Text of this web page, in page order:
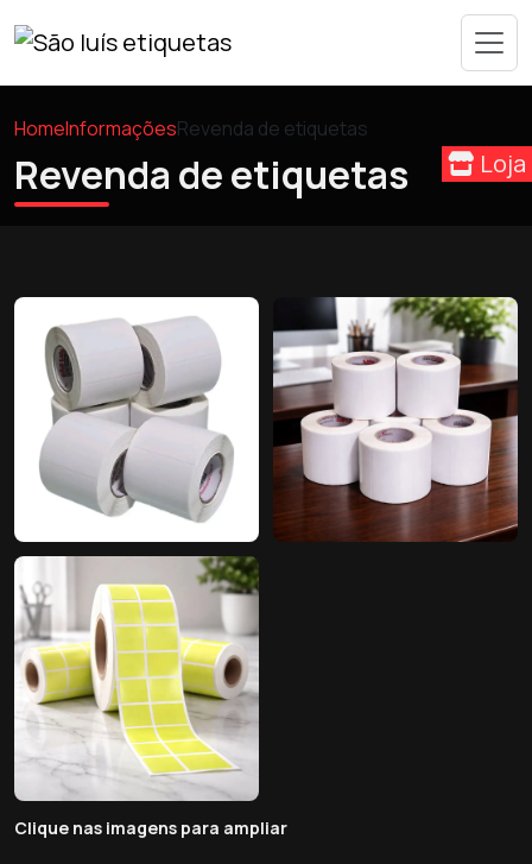
HomeInformaçõesRevenda de etiquetas
Revenda de etiquetas
Clique nas imagens para ampliar
Loja